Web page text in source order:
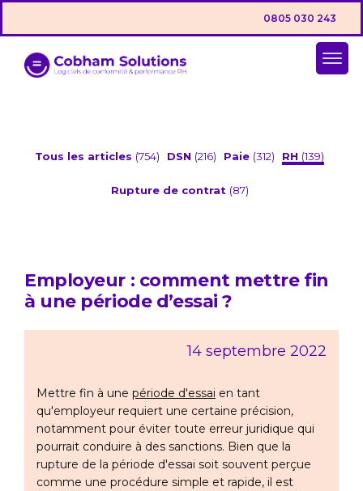
0805 030 243
Tous les articles (754) DSN (216) Paie (312) RH (139)
Rupture de contrat (87)
Employeur : comment mettre fin
à une période d’essai ?
14 septembre 2022
Mettre fin à une période d'essai en tant
qu'employeur requiert une certaine précision,
notamment pour éviter toute erreur juridique qui
pourrait conduire à des sanctions. Bien que la
rupture de la période d'essai soit souvent perçue
comme une procédure simple et rapide, il est